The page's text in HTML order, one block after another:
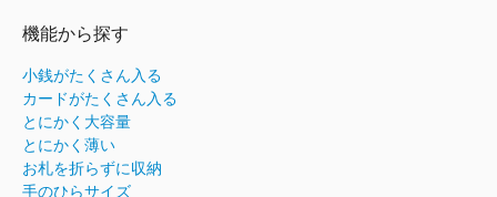
機能から探す
小銭がたくさん入る
カードがたくさん入る
とにかく大容量
とにかく薄い
お札を折らずに収納
手のひらサイズ